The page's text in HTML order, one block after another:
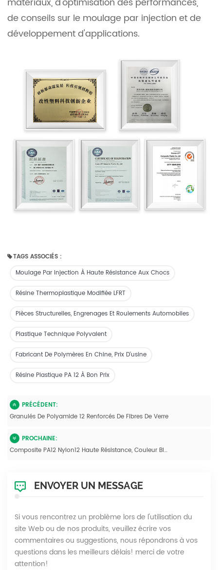
de conseils sur le moulage par injection et de
développement d'applications.
TAGS ASSOCIÉS :
Moulage Par Injection À Haute Résistance Aux Chocs
Résine Thermoplastique Modifiée LFRT
Pièces Structurelles, Engrenages Et Roulements Automobiles
Plastique Technique Polyvalent
Fabricant De Polymères En Chine, Prix D'usine
Résine Plastique PA 12 À Bon Prix
PRÉCÉDENT:
Granulés De Polyamide 12 Renforcés De Fibres De Verre
PROCHAINE:
Composite PA12 Nylon12 Haute Résistance, Couleur Blanc Vierge, Pour L'automobile
ENVOYER UN MESSAGE
Si vous rencontrez un problème lors de l'utilisation du
site Web ou de nos produits, veuillez écrire vos
commentaires ou suggestions, nous répondrons à vos
questions dans les meilleurs délais! merci de votre
attention!